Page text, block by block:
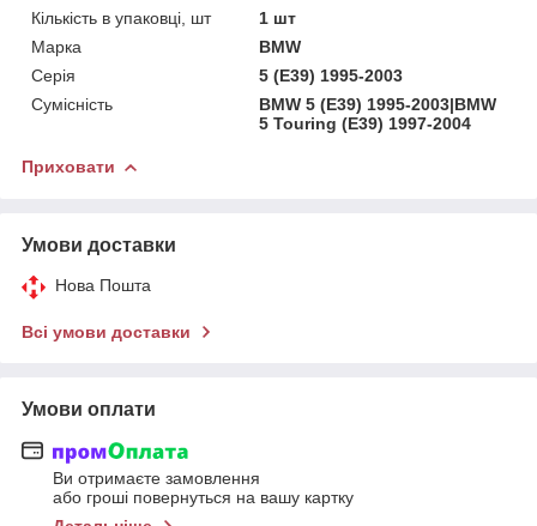
Кількість в упаковці, шт
1 шт
Марка
BMW
Серія
5 (E39) 1995-2003
Сумісність
BMW 5 (E39) 1995-2003|BMW
5 Touring (E39) 1997-2004
Приховати
Умови доставки
Нова Пошта
Всі умови доставки
Умови оплати
Ви отримаєте замовлення
або гроші повернуться на вашу картку